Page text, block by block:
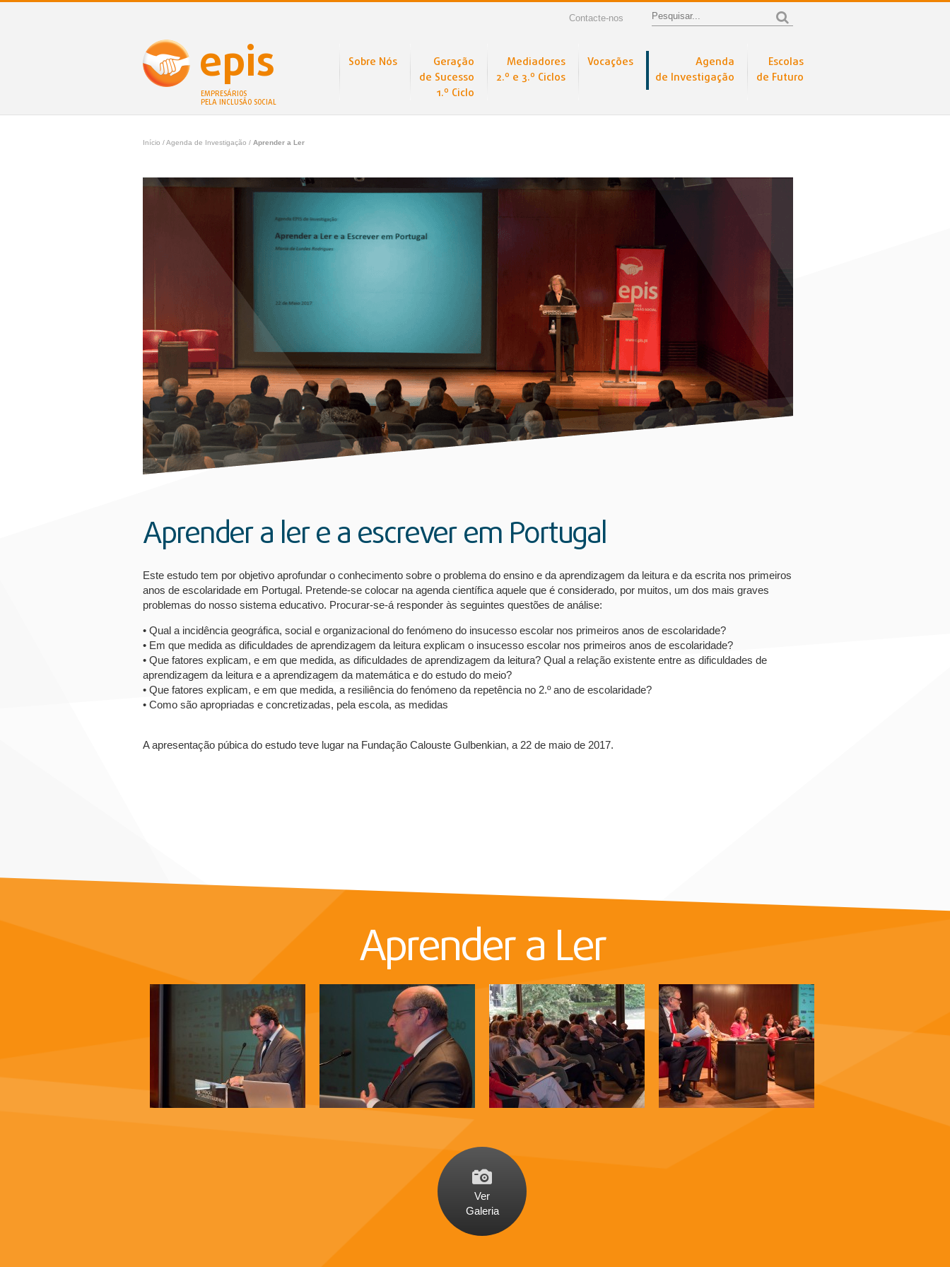
Contacte-nos
epis
EMPRESÁRIOS
PELA INCLUSÃO SOCIAL
Sobre Nós
Geração
de Sucesso
1.º Ciclo
Mediadores
2.º e 3.º Ciclos
Vocações
Agenda
de Investigação
Escolas
de Futuro
Início / Agenda de Investigação / Aprender a Ler
Aprender a ler e a escrever em Portugal
Este estudo tem por objetivo aprofundar o conhecimento sobre o problema do ensino e da aprendizagem da leitura e da escrita nos primeiros
anos de escolaridade em Portugal. Pretende-se colocar na agenda científica aquele que é considerado, por muitos, um dos mais graves
problemas do nosso sistema educativo. Procurar-se-á responder às seguintes questões de análise:
• Qual a incidência geográfica, social e organizacional do fenómeno do insucesso escolar nos primeiros anos de escolaridade?
• Em que medida as dificuldades de aprendizagem da leitura explicam o insucesso escolar nos primeiros anos de escolaridade?
• Que fatores explicam, e em que medida, as dificuldades de aprendizagem da leitura? Qual a relação existente entre as dificuldades de
aprendizagem da leitura e a aprendizagem da matemática e do estudo do meio?
• Que fatores explicam, e em que medida, a resiliência do fenómeno da repetência no 2.º ano de escolaridade?
• Como são apropriadas e concretizadas, pela escola, as medidas
A apresentação púbica do estudo teve lugar na Fundação Calouste Gulbenkian, a 22 de maio de 2017.
Aprender a Ler
Ver
Galeria